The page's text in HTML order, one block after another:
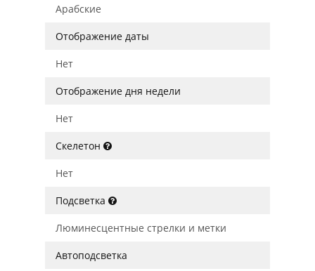
Арабские
Отображение даты
Нет
Отображение дня недели
Нет
Скелетон
Нет
Подсветка
Люминесцентные стрелки и метки
Автоподсветка